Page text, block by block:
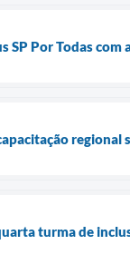
SP Por Todas
turma de